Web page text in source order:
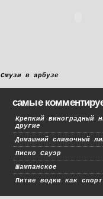
Смузи в арбузе
самые
Крепкий виноградный
другие
Домашний сливочный
Писко Сауэр
Шампанское
Питие водки как спорт